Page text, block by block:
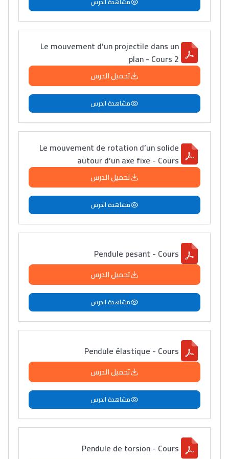
Lycée Maroc
Collège au Maroc
التعليم الثانوي الإعدادي
Post-Bac
+ de 78 Sujets
Interviews/Vidéos
+ de 89 Interviews/Vidéos
دليل المهن
ما يزيد عن 149 مهنة
دليل التوجيه
التوجيه بالثانوي و الإعدادي
Le mouvement d’un projectile dans un
plan - Cours 2
تحميل الدرس
مشاهدة الدرس
Le mouvement de rotation d’un solide
autour d’un axe fixe - Cours
تحميل الدرس
مشاهدة الدرس
Pendule pesant - Cours
تحميل الدرس
مشاهدة الدرس
Pendule élastique - Cours
تحميل الدرس
مشاهدة الدرس
Pendule de torsion - Cours